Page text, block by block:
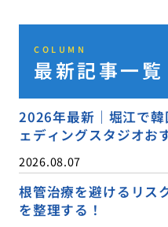
COLUMN
最新記事一覧
2026年最新｜堀江で
ェディングスタジオお
2026.08.07
根管治療を避けるリス
を整理する！